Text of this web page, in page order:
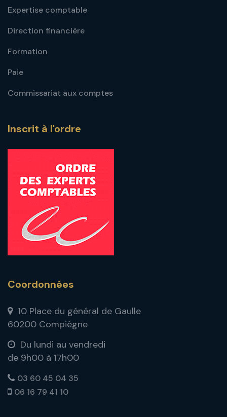
Expertise comptable
Direction financière
Formation
Paie
Commissariat aux comptes
Inscrit à l'ordre
Coordonnées
10 Place du général de Gaulle
60200 Compiègne
Du lundi au vendredi
de 9h00 à 17h00
03 60 45 04 35
06 16 79 41 10